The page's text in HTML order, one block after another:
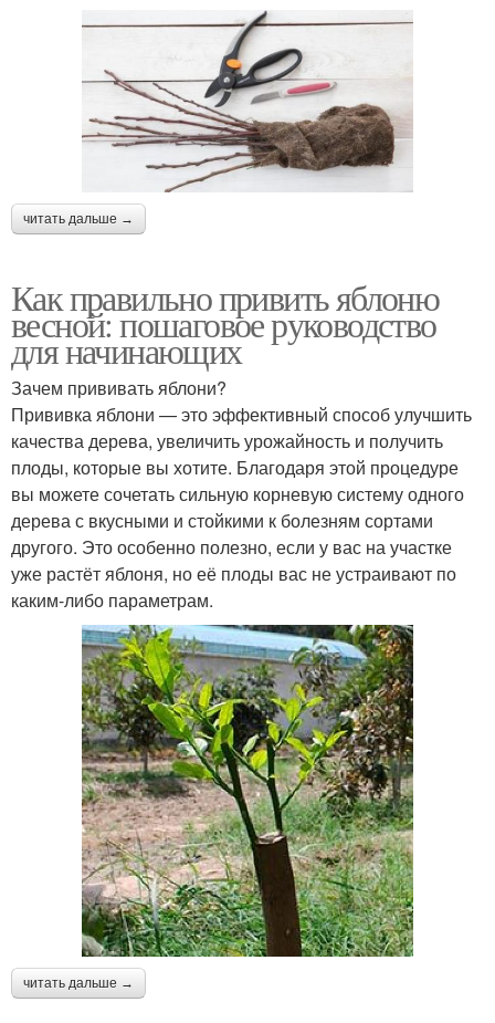
читать дальше →
Как правильно привить яблоню
весной: пошаговое руководство
для начинающих
Зачем прививать яблони?
Прививка яблони — это эффективный способ улучшить
качества дерева, увеличить урожайность и получить
плоды, которые вы хотите. Благодаря этой процедуре
вы можете сочетать сильную корневую систему одного
дерева с вкусными и стойкими к болезням сортами
другого. Это особенно полезно, если у вас на участке
уже растёт яблоня, но её плоды вас не устраивают по
каким-либо параметрам.
читать дальше →